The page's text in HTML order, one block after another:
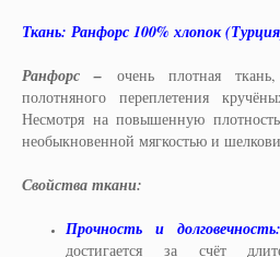
Ткань: Ранфорс 100% хлопок
Ранфорс – очень плотная ткань,
полотняного переплетения
Несмотря на повышенную
необыкновенной мягкостью и
Свойства ткани:
Прочность и долговечность:
достигается за счёт